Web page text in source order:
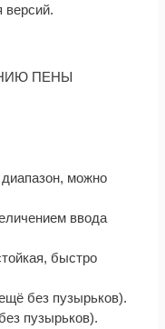
версий.
ПЕНЫ
можно
ввода
быстро
без пузырьков).
пузырьков).